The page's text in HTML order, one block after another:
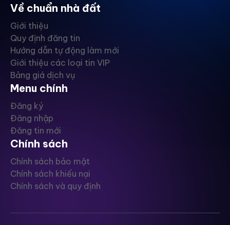
Về chuẩn nhà đất
Giới thiệu
Quy định đăng tin
Hướng dẫn tự động làm mới
Giới thiệu các loại tin VIP
Bảng giá dịch vụ
Menu chính
Đăng ký
Đăng nhập
Đăng tin mới
Chính sách
Chính sách bảo mật
Chính sách khiếu nại
Chính sách và quy định